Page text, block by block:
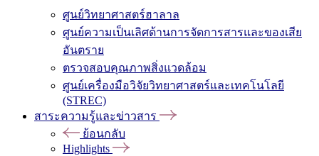
ศูนย์วิทยาศาสตร์ฮาลาล
ศูนย์ความเป็นเลิศด้านการจัดการสารและของเสีย
อันตราย
ตรวจสอบคุณภาพสิ่งแวดล้อม
ศูนย์เครื่องมือวิจัยวิทยาศาสตร์และเทคโนโลยี
(STREC)
สาระความรู้และข่าวสาร
ย้อนกลับ
Highlights